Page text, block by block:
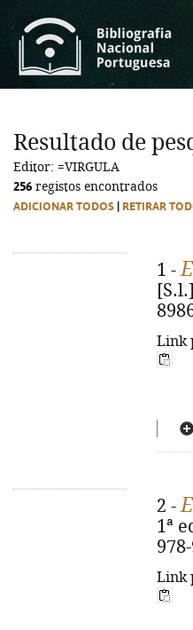
Resultado de
Editor: =VIRGULA
256 registos encontrados
ADICIONAR TODOS RETIRAR
1 -
Link
2 -
1ª
Link